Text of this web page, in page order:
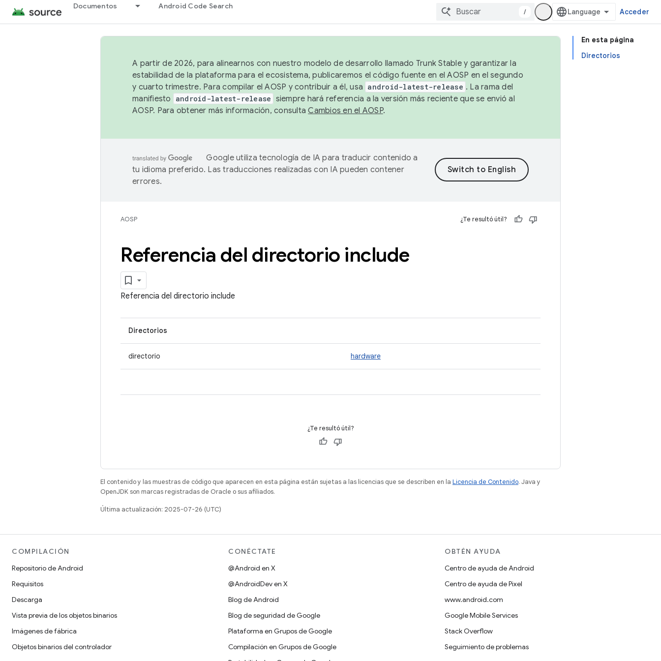
Documentos Android Code Search
/ Acceder
En esta página
Directorios
A partir de 2026, para alinearnos con nuestro modelo de desarrollo llamado Trunk Stable y garantizar la
estabilidad de la plataforma para el ecosistema, publicaremos el código fuente en el AOSP en el segundo
y cuarto trimestre. Para compilar el AOSP y contribuir a él, usa android-latest-release . La rama del
manifiesto
android-latest-release siempre hará referencia a la versión más reciente que se envió al
AOSP. Para obtener más información, consultaCambios en el AOSP.
Google utiliza tecnología de IA para traducir contenido a
tu idioma preferido. Las traducciones realizadas con IA pueden contener
errores.
AOSP ¿Te resultó útil?
Referencia del directorio include
Referencia del directorio include
Directorios
directorio hardware
¿Te resultó útil?
El contenido y las muestras de código que aparecen en esta página están sujetas a las licencias que se describen en la Licencia de Contenido. Java y
OpenJDK son marcas registradas de Oracle o sus afiliados.
Última actualización: 2025-07-26 (UTC)
COMPILACIÓN
Repositorio de Android
Requisitos
Descarga
Vista previa de los objetos binarios
Imágenes de fábrica
Objetos binarios del controlador
CONÉCTATE
@Android en X
@AndroidDev en X
Blog de Android
Blog de seguridad de Google
Plataforma en Grupos de Google
Compilación en Grupos de Google
OBTÉN AYUDA
Centro de ayuda de Android
Centro de ayuda de Pixel
www.android.com
Google Mobile Services
Stack Overflow
Seguimiento de problemas